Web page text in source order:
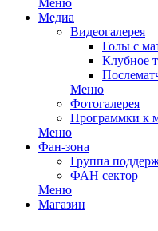
Меню
Медиа
Видеогалерея
Голы с
Клубное
Меню
Фотогалерея
Программки к
Меню
Фан-зона
Группа
ФАН сектор
Меню
Магазин